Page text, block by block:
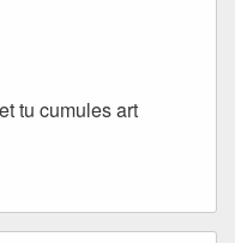
tu cumules art